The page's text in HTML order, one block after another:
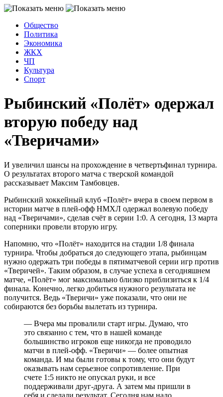
Общество
Политика
Экономика
ЖКХ
ЧП
Культура
Спорт
Рыбинский «Полёт» одержал
вторую победу над
«Тверичами»
И увеличил шансы на прохождение в четвертьфинал турнира.
О результатах второго матча с тверской командой
рассказывает Максим Тамбовцев.
Рыбинский хоккейный клуб «Полёт» вчера в своем первом в
истории матче в плей-офф НМХЛ одержал волевую победу
над «Тверичами», сделав счёт в серии 1:0. А сегодня, 13 марта
соперники провели вторую игру.
Напомню, что «Полёт» находится на стадии 1/8 финала
турнира. Чтобы добраться до следующего этапа, рыбинцам
нужно одержать три победы в пятиматчевой серии игр против
«Тверичей». Таким образом, в случае успеха в сегодняшнем
матче, «Полёт» мог максимально близко приблизиться к 1/4
финала. Конечно, легко добиться нужного результата не
получится. Ведь «Тверичи» уже показали, что они не
собираются без борьбы вылетать из турнира.
— Вчера мы провалили старт игры. Думаю, что
это связанно с тем, что в нашей команде
большинство игроков еще никогда не проводило
матчи в плей-офф. «Тверичи» — более опытная
команда. И мы были готовы к тому, что они будут
оказывать нам серьезное сопротивление. При
счете 1:5 никто не опускал руки, и все
поддерживали друг-друга. А затем мы пришли в
себя и сделали результат. Сегодня нам надо